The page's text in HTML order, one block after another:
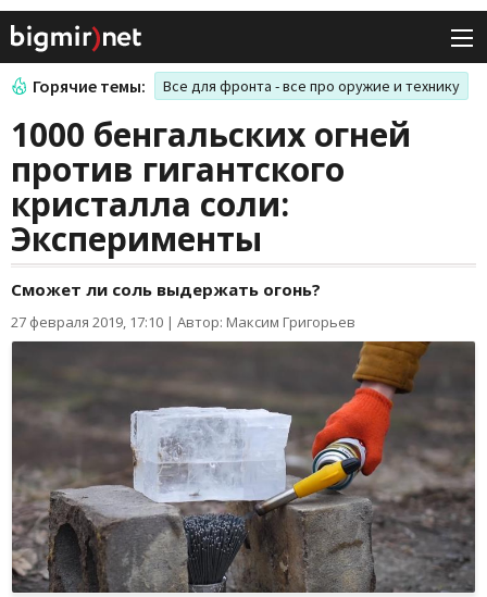
Горячие темы: Все для фронта - все про оружие и технику
1000 бенгальских огней
против гигантского
кристалла соли:
Эксперименты
Сможет ли соль выдержать огонь?
27 февраля 2019, 17:10 | Автор: Максим Григорьев